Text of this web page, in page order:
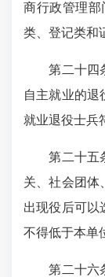
商行政管理部
类、登记类和
第二十四
自主就业的退
就业退役士兵
第二十五
关、社会团体
出现役后可以
不得低于本单
第二十六